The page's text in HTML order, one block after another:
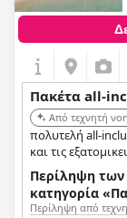
Πακέτα all-
Από τεχνητή
πολυτελή all-
και τις
περιοχές με
ποτά,
Περίληψη των
κατηγορία
Περίληψη από